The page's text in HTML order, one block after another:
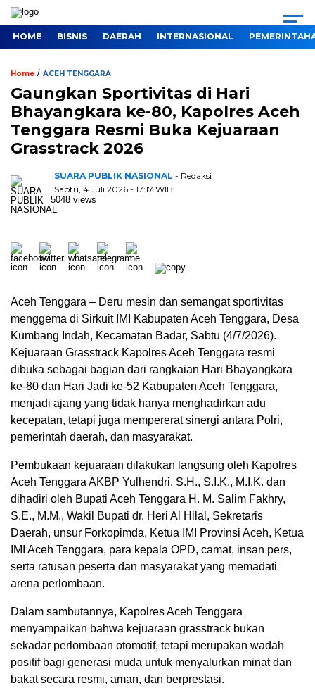
HOME BISNIS DAERAH INTERNASIONAL
Home / ACEH TENGGARA
Gaungkan Sportivitas di Hari
Bhayangkara ke-80, Kapolres Aceh
Tenggara Resmi Buka Kejuaraan
Grasstrack 2026
SUARA PUBLIK NASIONAL - Redaksi
Sabtu, 4 Juli 2026 - 17:17 WIB
5048 views
Aceh Tenggara – Deru mesin dan semangat sportivitas
menggema di Sirkuit IMI Kabupaten Aceh Tenggara, Desa
Kumbang Indah, Kecamatan Badar, Sabtu (4/7/2026).
Kejuaraan Grasstrack Kapolres Aceh Tenggara resmi
dibuka sebagai bagian dari rangkaian Hari Bhayangkara
ke-80 dan Hari Jadi ke-52 Kabupaten Aceh Tenggara,
menjadi ajang yang tidak hanya menghadirkan adu
kecepatan, tetapi juga mempererat sinergi antara Polri,
pemerintah daerah, dan masyarakat.
Pembukaan kejuaraan dilakukan langsung oleh Kapolres
Aceh Tenggara AKBP Yulhendri, S.H., S.I.K., M.I.K. dan
dihadiri oleh Bupati Aceh Tenggara H. M. Salim Fakhry,
S.E., M.M., Wakil Bupati dr. Heri Al Hilal, Sekretaris
Daerah, unsur Forkopimda, Ketua IMI Provinsi Aceh, Ketua
IMI Aceh Tenggara, para kepala OPD, camat, insan pers,
serta ratusan peserta dan masyarakat yang memadati
arena perlombaan.
Dalam sambutannya, Kapolres Aceh Tenggara
menyampaikan bahwa kejuaraan grasstrack bukan
sekadar perlombaan otomotif, tetapi merupakan wadah
positif bagi generasi muda untuk menyalurkan minat dan
bakat secara resmi, aman, dan berprestasi.